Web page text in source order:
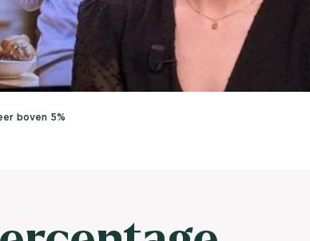
Studiekeuze
(NSKO)
attitude onderzoek
Relevantere
customer
brengen.
Stefan Klomp
Client
boven 5%